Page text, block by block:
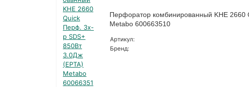
Перфоратор комбинированный KHE
Metabo 600663510
Артикул:
Бренд: